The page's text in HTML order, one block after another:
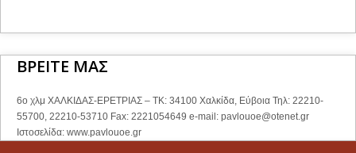
ΒΡΕΙΤΕ ΜΑΣ
6ο χλμ ΧΑΛΚΙΔΑΣ-ΕΡΕΤΡΙΑΣ – ΤΚ: 34100 Χαλκίδα, Εύβοια Τηλ: 22210-
55700, 22210-53710 Fax: 2221054649 e-mail: pavlouoe@otenet.gr
Ιστοσελίδα: www.pavlouoe.gr